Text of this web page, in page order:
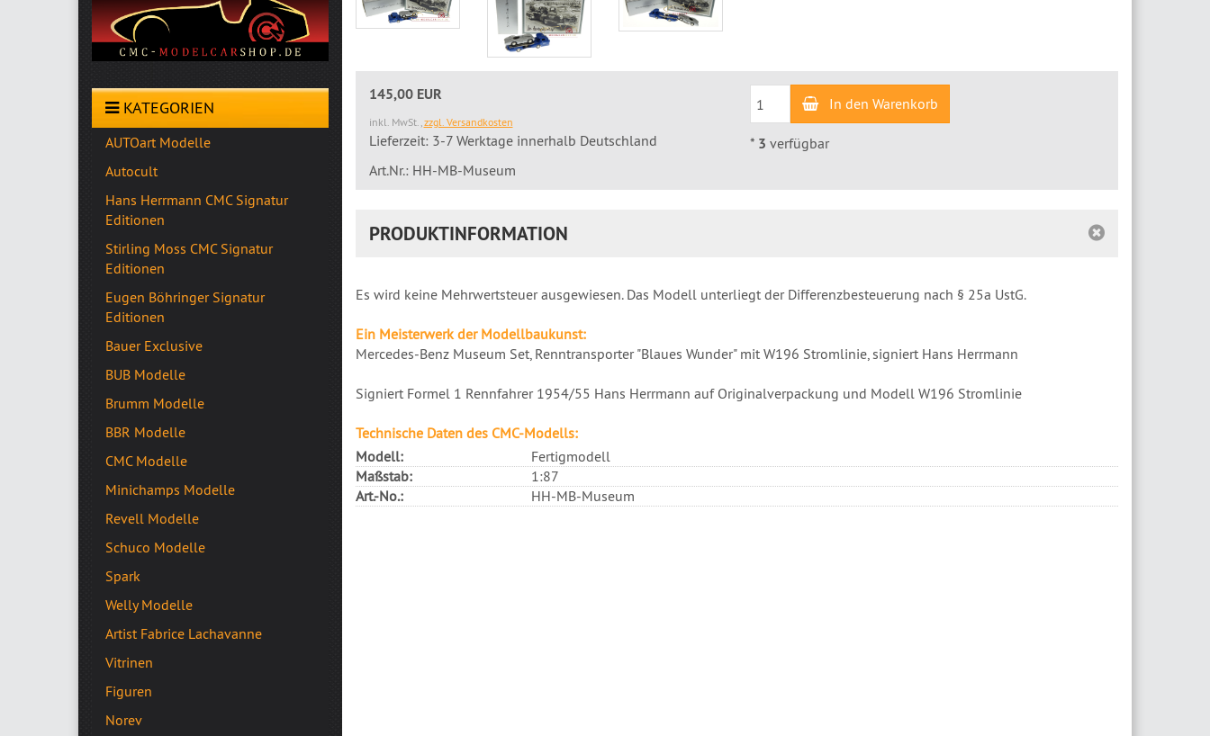
KATEGORIEN
AUTOart Modelle
Autocult
Hans Herrmann CMC Signatur
Editionen
Stirling Moss CMC Signatur
Editionen
Eugen Böhringer Signatur
Editionen
Bauer Exclusive
BUB Modelle
Brumm Modelle
BBR Modelle
CMC Modelle
Minichamps Modelle
Revell Modelle
Schuco Modelle
Spark
Welly Modelle
Artist Fabrice Lachavanne
Vitrinen
Figuren
Norev
145,00 EUR
inkl. MwSt., zzgl. Versandkosten
Lieferzeit: 3-7 Werktage innerhalb Deutschland
Art.Nr.: HH-MB-Museum
In den Warenkorb
* 3 verfügbar
PRODUKTINFORMATION
Es wird keine Mehrwertsteuer ausgewiesen. Das Modell unterliegt der Differenzbesteuerung nach § 25a UstG.
Ein Meisterwerk der Modellbaukunst:
Mercedes-Benz Museum Set, Renntransporter "Blaues Wunder" mit W196 Stromlinie, signiert Hans Herrmann
Signiert Formel 1 Rennfahrer 1954/55 Hans Herrmann auf Originalverpackung und Modell W196 Stromlinie
Technische Daten des CMC-Modells:
Modell:
Fertigmodell
Maßstab:
1:87
Art.-No.:
HH-MB-Museum